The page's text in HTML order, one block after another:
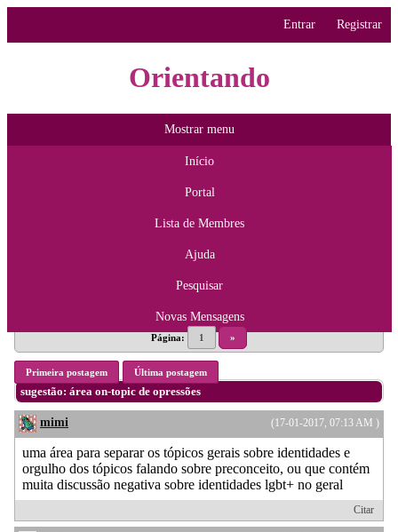
Entrar Registrar
Orientando
Mostrar menu
Início
Portal
Lista de Membres
Ajuda
Pesquisar
Novas Mensagens
Página: 1 »
Primeira postagem Última postagem
sugestão: área on-topic de opressões
(17-01-2017, 07:13 AM )
mimi
uma área para separar os tópicos gerais sobre identidades e
orgulho dos tópicos falando sobre preconceito, ou que contém
muita discussão negativa sobre identidades lgbt+ no geral
Citar